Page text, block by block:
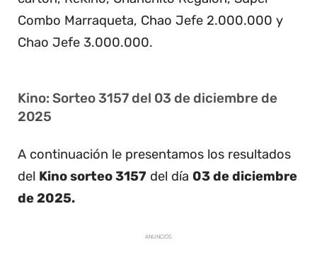
Combo Marraqueta, Chao Jefe 2.000.000 y
Chao Jefe 3.000.000.
Kino: Sorteo 3157 del 03 de diciembre de
2025
A continuación le presentamos los resultados
del Kino sorteo 3157 del día 03 de diciembre
de 2025.
ANUNCIOS